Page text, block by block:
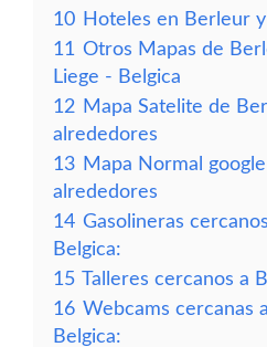
10 Hoteles en Berleur
11 Otros Mapas de
Liege - Belgica
12 Mapa Satelite de
alrededores
13 Mapa Normal
alrededores
14 Gasolineras
Belgica:
15 Talleres cercanos a
16 Webcams cercanas
Belgica: